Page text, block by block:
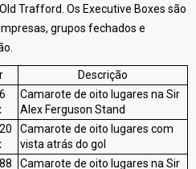
Trafford. Os Executive Boxes são
grupos fechados e
Descrição
Camarote de oito lugares na Sir
Alex Ferguson Stand
Camarote de oito lugares com
vista atrás do gol
Camarote de oito lugares na Sir